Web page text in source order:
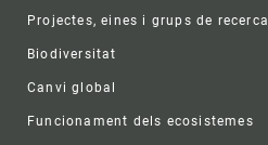
Projectes, eines i grups de recerca
Biodiversitat
Canvi global
Funcionament dels ecosistemes